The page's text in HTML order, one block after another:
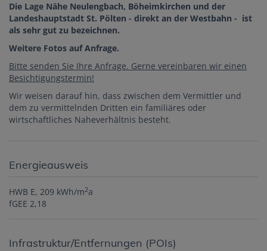
Die Lage Nähe Neulengbach, Böheimkirchen und der
Landeshauptstadt St. Pölten - direkt an der Westbahn - ist
als sehr gut zu bezeichnen.
Weitere Fotos auf Anfrage.
Bitte senden Sie Ihre Anfrage. Gerne vereinbaren wir einen
Besichtigungstermin!
Wir weisen darauf hin, dass zwischen dem Vermittler und
dem zu vermittelnden Dritten ein familiäres oder
wirtschaftliches Naheverhältnis besteht.
Energieausweis
HWB E, 209 kWh/m2a
fGEE 2,18
Infrastruktur/Entfernungen (POIs)